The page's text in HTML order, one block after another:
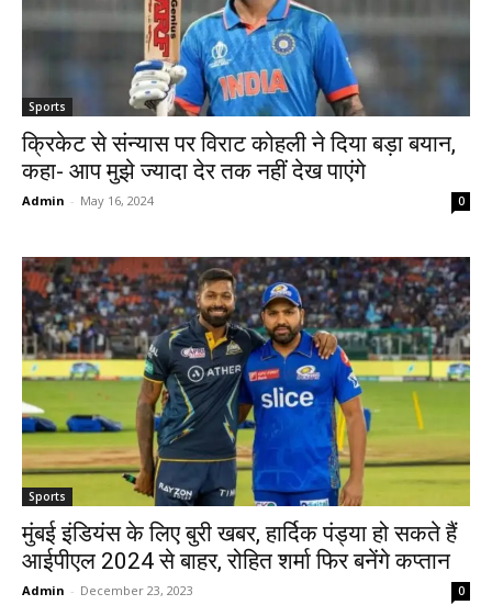
Sports
क्रिकेट से संन्यास पर विराट कोहली ने दिया बड़ा बयान,
कहा- आप मुझे ज्यादा देर तक नहीं देख पाएंगे
Admin - May 16, 2024 0
Sports
मुंबई इंडियंस के लिए बुरी खबर, हार्दिक पंड्या हो सकते हैं
आईपीएल 2024 से बाहर, रोहित शर्मा फिर बनेंगे कप्तान
Admin - December 23, 2023 0